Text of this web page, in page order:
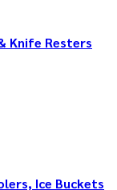
Knife Resters
Ice Buckets